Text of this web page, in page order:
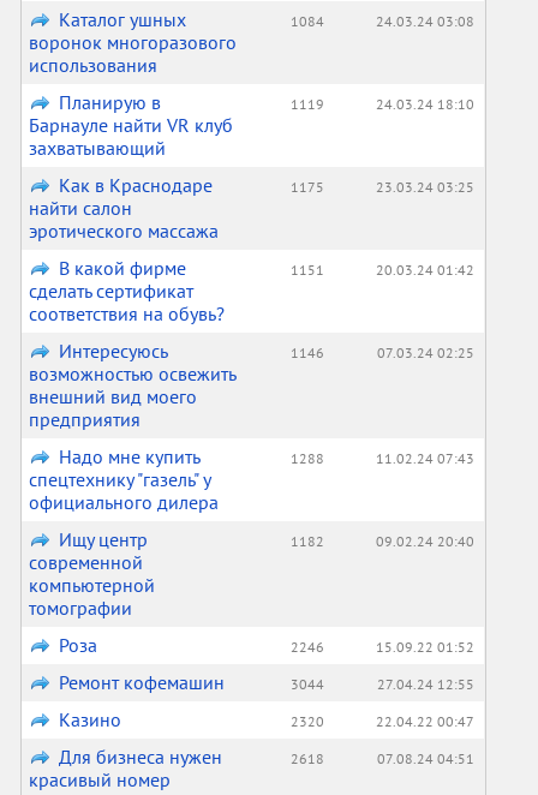
Каталог ушных
воронок многоразового
использования
1084 24.03.24 03:08
Планирую в
Барнауле найти VR клуб
захватывающий
1119 24.03.24 18:10
Как в Краснодаре
найти салон
эротического массажа
1175 23.03.24 03:25
В какой фирме
сделать сертификат
соответствия на обувь?
1151 20.03.24 01:42
Интересуюсь
возможностью освежить
внешний вид моего
предприятия
1146 07.03.24 02:25
Надо мне купить
спецтехнику "газель" у
официального дилера
1288 11.02.24 07:43
Ищу центр
современной
компьютерной
томографии
1182 09.02.24 20:40
Роза 2246 15.09.22 01:52
Ремонт кофемашин 3044 27.04.24 12:55
Казино 2320 22.04.22 00:47
Для бизнеса нужен
красивый номер
2618 07.08.24 04:51